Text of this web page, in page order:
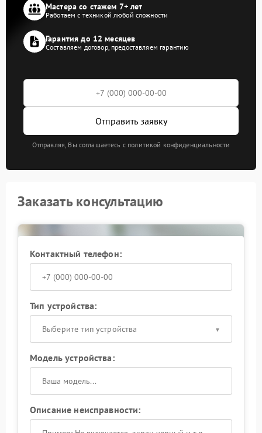
Мастера со стажем 7+ лет
Работаем с техникой любой сложности
Гарантия до 12 месяцев
Составляем договор, предоставляем гарантию
Отправить заявку
Отправляя, Вы соглашаетесь с политикой конфиденциальности
Заказать консультацию
Контактный телефон:
Тип устройства:
Выберите тип устройства
Модель устройства:
Описание неисправности: